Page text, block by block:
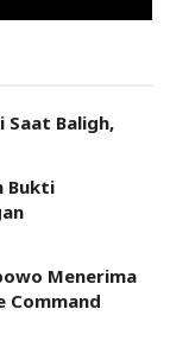
Saat Baligh,
Bukti
Menerima
Command